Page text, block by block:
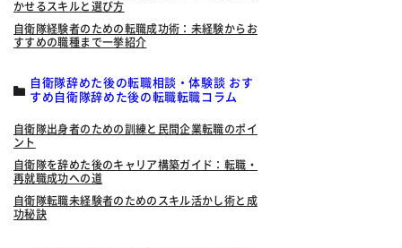
かせるスキルと選び方
自衛隊経験者のための転職成功術：未経験からお
すすめの職種まで一挙紹介
自衛隊辞めた後の転職相談・体験談 おす
すめ自衛隊辞めた後の転職転職コラム
自衛隊出身者のための訓練と民間企業転職のポイ
ント
自衛隊を辞めた後のキャリア構築ガイド：転職・
再就職成功への道
自衛隊転職未経験者のためのスキル活かし術と成
功秘訣